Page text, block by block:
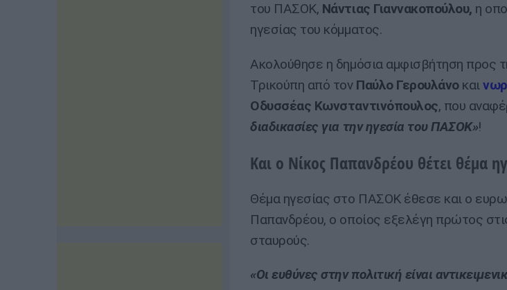
του ΠΑΣΟΚ, Νάντιας Γιαννακοπούλου, η
ηγεσίας του κόμματος.
Ακολούθησε η δημόσια αμφισβήτηση προς
Τρικούπη από τον Παύλο Γερουλάνοκαι
Οδυσσέας Κωνσταντινόπουλος, που
διαδικασίες για την ηγεσία του ΠΑΣΟΚ»!
Και ο Νίκος Παπανδρέου θέτει θέμα
Θέμα ηγεσίας στο ΠΑΣΟΚ έθεσε και o
Παπανδρέου, ο οποίος εξελέγη πρώτος
σταυρούς.
«Οι ευθύνες στην πολιτική είναι